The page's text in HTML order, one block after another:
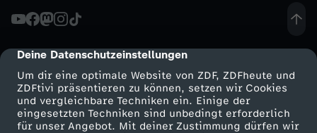
cmp-dialog-description
Deine Datenschutzeinstellungen
Um dir eine optimale Website von ZDF, ZDFheute und
ZDFtivi präsentieren zu können, setzen wir Cookies
und vergleichbare Techniken ein. Einige der
eingesetzten Techniken sind unbedingt erforderlich
für unser Angebot. Mit deiner Zustimmung dürfen wir
t
o
r
i